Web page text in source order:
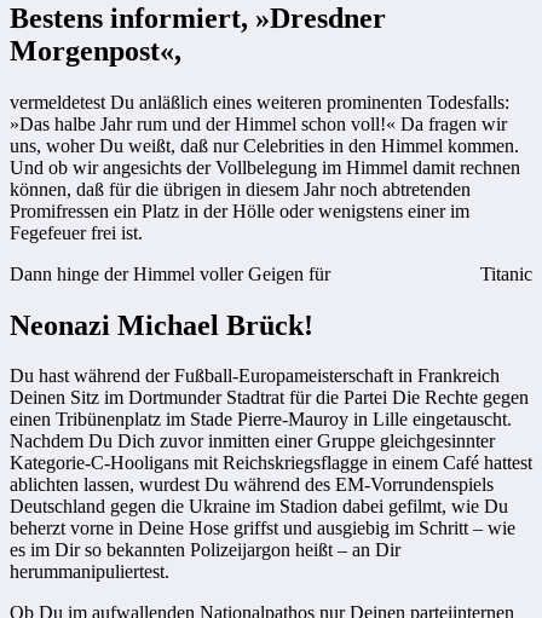
Bestens informiert, »Dresdner
Morgenpost«,
vermeldetest Du anläßlich eines weiteren prominenten Todesfalls:
»Das halbe Jahr rum und der Himmel schon voll!« Da fragen wir
uns, woher Du weißt, daß nur Celebrities in den Himmel kommen.
Und ob wir angesichts der Vollbelegung im Himmel damit rechnen
können, daß für die übrigen in diesem Jahr noch abtretenden
Promifressen ein Platz in der Hölle oder wenigstens einer im
Fegefeuer frei ist.
Dann hinge der Himmel voller Geigen für
Titanic
Neonazi Michael Brück!
Du hast während der Fußball-Europameisterschaft in Frankreich
Deinen Sitz im Dortmunder Stadtrat für die Partei Die Rechte gegen
einen Tribünenplatz im Stade Pierre-Mauroy in Lille eingetauscht.
Nachdem Du Dich zuvor inmitten einer Gruppe gleichgesinnter
Kategorie-C-Hooligans mit Reichskriegsflagge in einem Café hattest
ablichten lassen, wurdest Du während des EM-Vorrundenspiels
Deutschland gegen die Ukraine im Stadion dabei gefilmt, wie Du
beherzt vorne in Deine Hose griffst und ausgiebig im Schritt – wie
es im Dir so bekannten Polizeijargon heißt – an Dir
herummanipuliertest.
Ob Du im aufwallenden Nationalpathos nur Deinen parteiinternen